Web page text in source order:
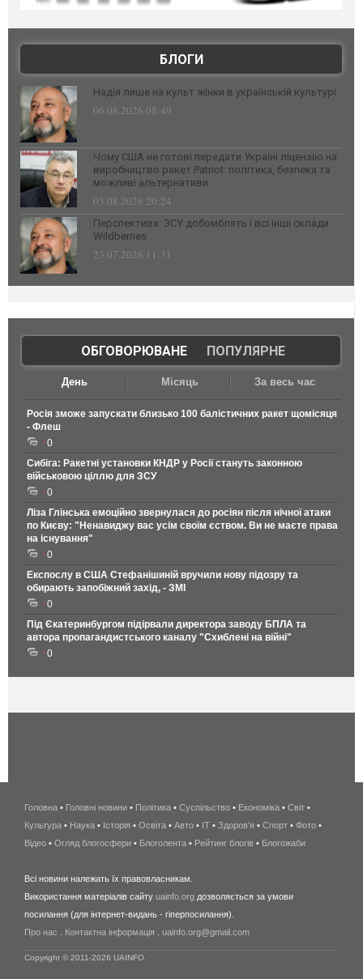
БЛОГИ
Надія лише на культ жінки в українській культурі
06.08.2026 08:49
Чому США не готові передати Україні ліцензію на
виробництво ракет Patriot: політика, безпека та
можливі альтернативи
03.08.2026 20:24
Перспектива: ЗСУ добомблять і всі інші склади
Wildberries
23.07.2026 11:31
ОБГОВОРЮВАНЕ| ПОПУЛЯРНЕ
День Місяць За весь час
Росія зможе запускати близько 100 балістичних ракет щомісяця
- Флеш
0
Сибіга: Ракетні установки КНДР у Росії стануть законною
військовою ціллю для ЗСУ
0
Ліза Глінська емоційно звернулася до росіян після нічної атаки
по Києву: "Ненавиджу вас усім своїм єством. Ви не маєте права
на існування"
0
Експослу в США Стефанішиній вручили нову підозру та
обирають запобіжний захід, - ЗМІ
0
Під Єкатеринбургом підірвали директора заводу БПЛА та
автора пропагандистського каналу "Схиблені на війні"
0
беспроводной
интернет
киев
wimax
в
Головна • Головні новини • Політика • Суспільство • Економіка • Світ •
Культура • Наука • Історія • Освіта • Авто • IT • Здоров'я • Спорт • Фото •
Відео • Огляд блогосфери • Блоголента • Рейтинг блогів • Блогожаби
Всі новини належать їх правовласникам.
Використання матеріалів сайту uainfo.org дозволяється за умови
посилання (для інтернет-видань - гіперпосилання).
Про нас . Контактна інформація . uainfo.org@gmail.com
Copyright © 2011-2026 UAINFO.